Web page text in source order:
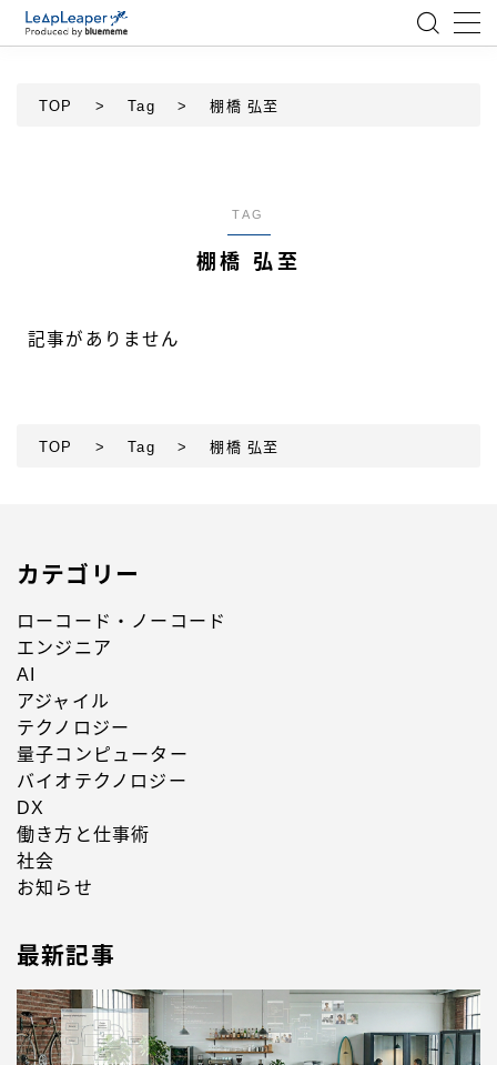
アジャイル
TOP > Tag > 棚橋 弘至
TAG
棚橋 弘至
記事がありません
TOP > Tag > 棚橋 弘至
カテゴリー
ローコード・ノーコード
エンジニア
AI
アジャイル
テクノロジー
量子コンピューター
バイオテクノロジー
DX
働き方と仕事術
社会
お知らせ
最新記事